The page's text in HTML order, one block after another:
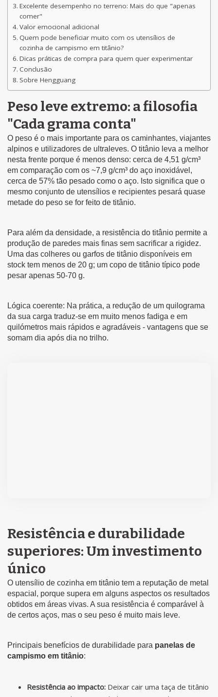
Excelente desempenho no terreno: Mais do que "apenas
comer"
Valor emocional adicional
Quem pode beneficiar muito com os utensílios de
cozinha de campismo em titânio?
Dicas práticas de compra para quem quer experimentar
Conclusão
Sobre Hengguang
Peso leve extremo: a filosofia
"Cada grama conta"
O peso é o mais importante para os caminhantes, viajantes
alpinos e utilizadores de ultraleves. O titânio leva a melhor
nesta frente porque é menos denso: cerca de 4,51 g/cm³
em comparação com os ~7,9 g/cm³ do aço inoxidável,
cerca de 57% tão pesado como o aço. Isto significa que o
mesmo conjunto de utensílios e recipientes pesará quase
metade do peso se for feito de titânio.
Para além da densidade, a resistência do titânio permite a
produção de paredes mais finas sem sacrificar a rigidez.
Uma das colheres ou garfos de titânio disponíveis em
stock tem menos de 20 g; um copo de titânio típico pode
pesar apenas 50-70 g.
Lógica coerente: Na prática, a redução de um quilograma
da sua carga traduz-se em muito menos fadiga e em
quilómetros mais rápidos e agradáveis - vantagens que se
somam dia após dia no trilho.
Resistência e durabilidade
superiores: Um investimento
único
O utensílio de cozinha em titânio tem a reputação de metal
espacial, porque supera em alguns aspectos os resultados
obtidos em áreas vivas. A sua resistência é comparável à
de certos aços, mas o seu peso é muito mais leve.
Principais benefícios de durabilidade para panelas de
campismo em titânio:
Resistência ao impacto: Deixar cair uma taça de titânio